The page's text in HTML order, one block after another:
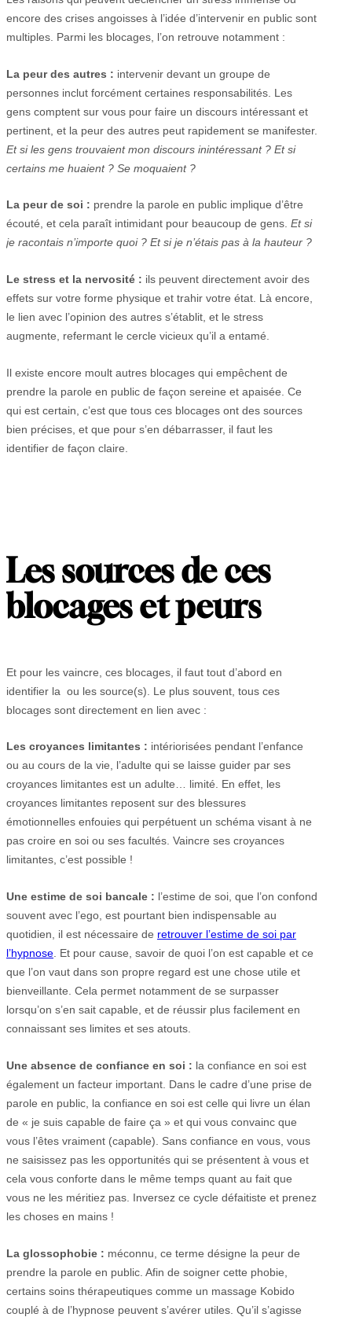
encore des crises angoisses à l’idée d’intervenir en public sont
multiples. Parmi les blocages, l’on retrouve notamment :
La peur des autres : intervenir devant un groupe de
personnes inclut forcément certaines responsabilités. Les
gens comptent sur vous pour faire un discours intéressant et
pertinent, et la peur des autres peut rapidement se manifester.
Et si les gens trouvaient mon discours inintéressant ? Et si
certains me huaient ? Se moquaient ?
La peur de soi : prendre la parole en public implique d’être
écouté, et cela paraît intimidant pour beaucoup de gens. Et si
je racontais n’importe quoi ? Et si je n’étais pas à la hauteur ?
Le stress et la nervosité : ils peuvent directement avoir des
effets sur votre forme physique et trahir votre état. Là encore,
le lien avec l’opinion des autres s’établit, et le stress
augmente, refermant le cercle vicieux qu’il a entamé.
Il existe encore moult autres blocages qui empêchent de
prendre la parole en public de façon sereine et apaisée. Ce
qui est certain, c’est que tous ces blocages ont des sources
bien précises, et que pour s’en débarrasser, il faut les
identifier de façon claire.
Les sources de ces
blocages et peurs
Et pour les vaincre, ces blocages, il faut tout d’abord en
identifier la ou les source(s). Le plus souvent, tous ces
blocages sont directement en lien avec :
Les croyances limitantes : intériorisées pendant l’enfance
ou au cours de la vie, l’adulte qui se laisse guider par ses
croyances limitantes est un adulte… limité. En effet, les
croyances limitantes reposent sur des blessures
émotionnelles enfouies qui perpétuent un schéma visant à ne
pas croire en soi ou ses facultés. Vaincre ses croyances
limitantes, c’est possible !
Une estime de soi bancale : l’estime de soi, que l’on confond
souvent avec l’ego, est pourtant bien indispensable au
quotidien, il est nécessaire de retrouver l’estime de soi par
l’hypnose . Et pour cause, savoir de quoi l’on est capable et ce
que l’on vaut dans son propre regard est une chose utile et
bienveillante. Cela permet notamment de se surpasser
lorsqu’on s’en sait capable, et de réussir plus facilement en
connaissant ses limites et ses atouts.
Une absence de confiance en soi : la confiance en soi est
également un facteur important. Dans le cadre d’une prise de
parole en public, la confiance en soi est celle qui livre un élan
de « je suis capable de faire ça » et qui vous convainc que
vous l’êtes vraiment (capable). Sans confiance en vous, vous
ne saisissez pas les opportunités qui se présentent à vous et
cela vous conforte dans le même temps quant au fait que
vous ne les méritiez pas. Inversez ce cycle défaitiste et prenez
les choses en mains !
La glossophobie : méconnu, ce terme désigne la peur de
prendre la parole en public. Afin de soigner cette phobie,
certains soins thérapeutiques comme un massage Kobido
couplé à de l’hypnose peuvent s’avérer utiles. Qu’il s’agisse